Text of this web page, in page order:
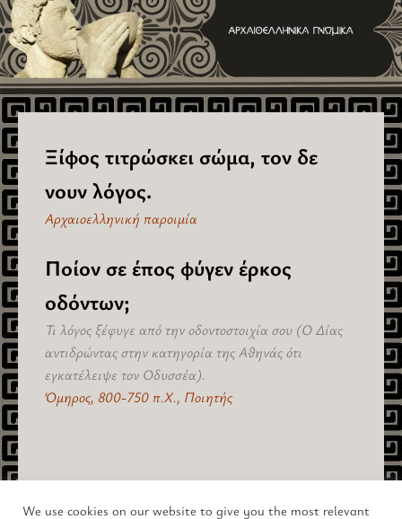
Ξίφος τιτρώσκει σώμα, τον δε
νουν λόγος.
Αρχαιοελληνική παροιμία
Ποίον σε έπος φύγεν έρκος
οδόντων;
Τι λόγος ξέφυγε από την οδοντοστοιχία σου (Ο Δίας
αντιδρώντας στην κατηγορία της Αθηνάς ότι
εγκατέλειψε τον Οδυσσέα).
Όμηρος, 800-750 π.Χ., Ποιητής
πίσω στο "Συναισθήματα" >
We use cookies on our website to give you the most relevant